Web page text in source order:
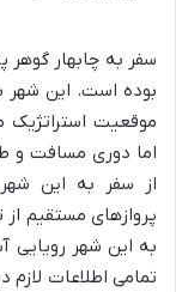
سفر به چابهار گوهر
بوده است. این شهر
موقعیت
اما دوری مسافت و
از سفر به این
پروازهای مستقیم
به این شهر رویایی
تمامی اطلاعات لازم